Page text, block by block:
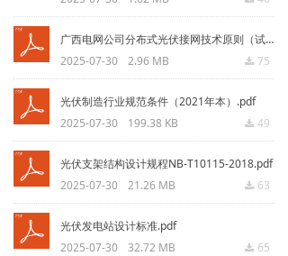
广西电网公司分布式光伏接网技术原则（试行）.pdf
끂 75
2025-07-30 2.96 MB
光伏制造行业规范条件（2021年本）.pdf
끂 49
2025-07-30 199.38 KB
光伏支架结构设计规程NB-T10115-2018.pdf
끂 63
2025-07-30 21.26 MB
光伏发电站设计标准.pdf
끂 65
2025-07-30 32.72 MB